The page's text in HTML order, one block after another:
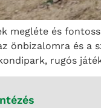
megléte és
önbizalomra és a
rugós